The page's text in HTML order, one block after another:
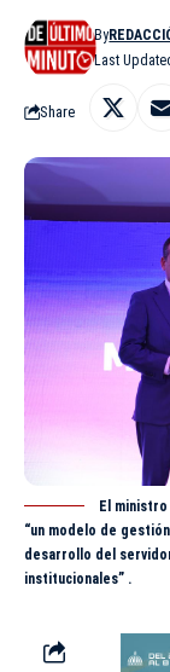
Last
By
Share
El
“un modelo de
desarrollo del
institucionales” .